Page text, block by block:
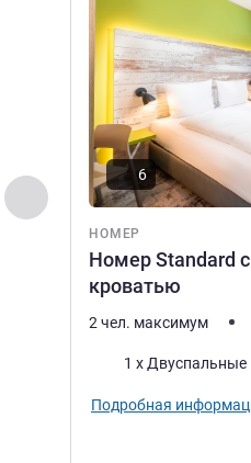
Назад - Номер
НОМЕР
Номер Standard
кроватью
6
2 чел. максимум
Постель1 x Двуспальные
Подробная